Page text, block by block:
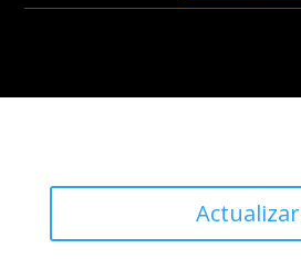
Actualizar